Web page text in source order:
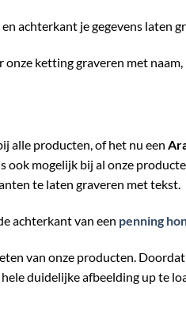
achterkant je gegevens laten
onze ketting graveren met naam,
alle producten, of het nu een
ook mogelijk bij al onze
te laten graveren met tekst.
achterkant van een penning
van onze producten.
duidelijke afbeelding up te